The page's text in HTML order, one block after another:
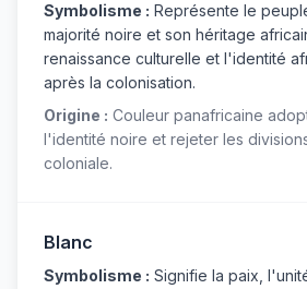
Symbolisme : Représente le
majorité noire et son héritage
renaissance culturelle et l'identité
après la colonisation.
Origine : Couleur panafricaine
l'identité noire et rejeter les
coloniale.
Blanc
Symbolisme : Signifie la paix,